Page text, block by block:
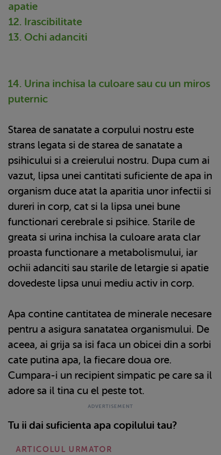
apatie
12. Irascibilitate
13. Ochi adanciti
14. Urina inchisa la culoare sau cu un miros
puternic
Starea de sanatate a corpului nostru este
strans legata si de starea de sanatate a
psihicului si a creierului nostru. Dupa cum ai
vazut, lipsa unei cantitati suficiente de apa in
organism duce atat la aparitia unor infectii si
dureri in corp, cat si la lipsa unei bune
functionari cerebrale si psihice. Starile de
greata si urina inchisa la culoare arata clar
proasta functionare a metabolismului, iar
ochii adanciti sau starile de letargie si apatie
dovedeste lipsa unui mediu activ in corp.
Apa contine cantitatea de minerale necesare
pentru a asigura sanatatea organismului. De
aceea, ai grija sa isi faca un obicei din a sorbi
cate putina apa, la fiecare doua ore.
Cumpara-i un recipient simpatic pe care sa il
adore sa il tina cu el peste tot.
Tu ii dai suficienta apa copilului tau?
ARTICOLUL URMATOR